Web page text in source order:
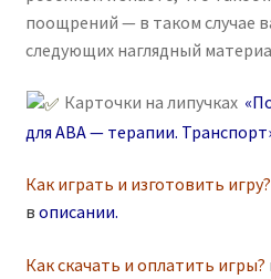
поощрений — в таком случае
следующих наглядный
Карточки на липучках
для ABA — терапии.
Как играть и изготовить игру?
в описании.
Как скачать и оплатить игры?